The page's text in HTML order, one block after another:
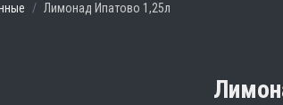
Лимонад Ипатово 1,25л